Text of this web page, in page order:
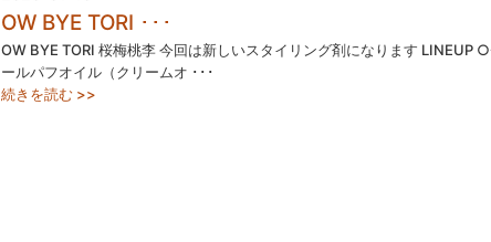
OW BYE TORI ･･･
OW BYE TORI 桜梅桃李 今回は新しいスタイリング剤になります LINEUP︎
ールパフオイル（クリームオ ･･･
続きを読む >>